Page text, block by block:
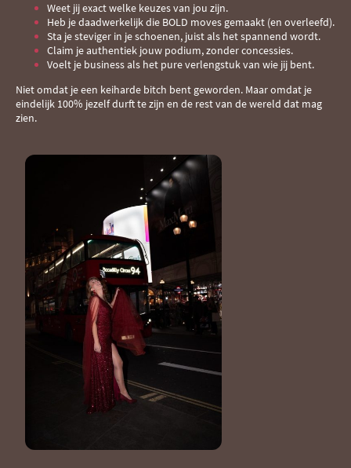
Weet jij exact welke keuzes van jou zijn.
Heb je daadwerkelijk die BOLD moves gemaakt (en overleefd).
Sta je steviger in je schoenen, juist als het spannend wordt.
Claim je authentiek jouw podium, zonder concessies.
Voelt je business als het pure verlengstuk van wie jij bent.
Niet omdat je een keiharde bitch bent geworden. Maar omdat je
eindelijk 100% jezelf durft te zijn en de rest van de wereld dat mag
zien.